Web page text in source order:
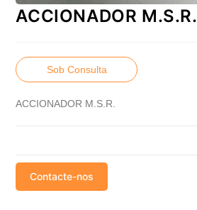
ACCIONADOR M.S.R.
Sob Consulta
ACCIONADOR M.S.R.
Contacte-nos